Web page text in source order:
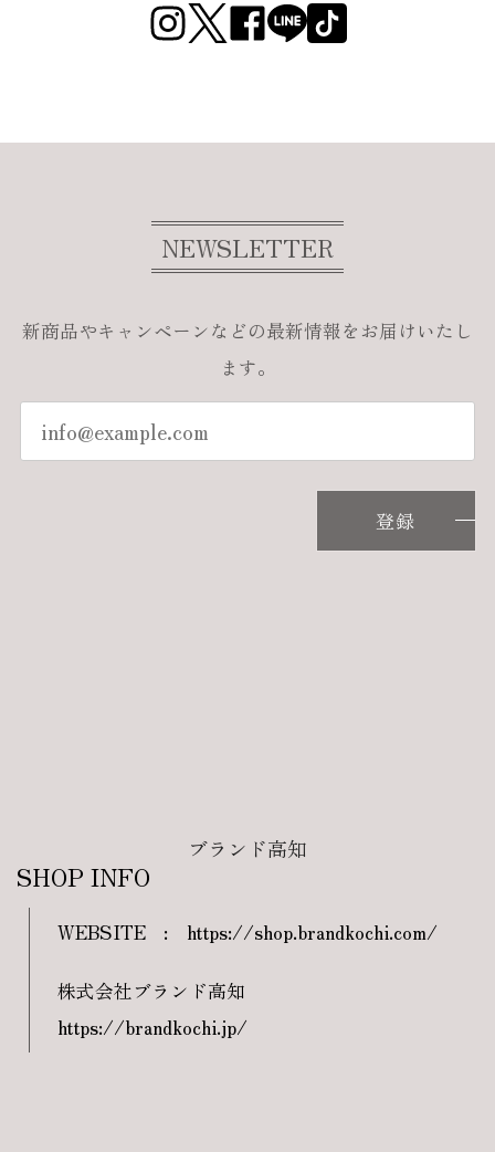
NEWSLETTER
新商品やキャンペーンなどの最新情報をお届けいたし
ます。
登録
ブランド高知
SHOP INFO
WEBSITE : https://shop.brandkochi.com/
株式会社ブランド高知
https://brandkochi.jp/